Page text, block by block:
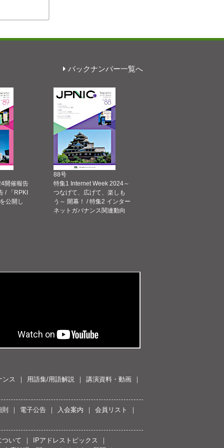
バックナンバー一覧へ
開催報告
/ 「RPKI
公開し
88号
特集1 Internet Week 2024～
つなげて、広げて、楽しも
う～ 開幕！ / 特集2 インター
ネットガバナンス関連動向
ンス 用語集/用語解説 講演資料・動画
電子公告 入会案内 会員リスト
ついて
IPアドレストピックス